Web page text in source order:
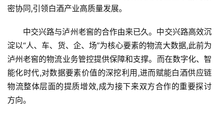
密协同,引领白酒产业高质量发展。
中交兴路与泸州老窖的合作由来已久。中交兴路高效沉
淀以“人、车、货、企、场”为核心要素的物流大数据,此前为
泸州老窖的物流业务管控提供保障和支撑。而在数字化、智
能化时代,对数据要素价值的深挖利用,进而赋能白酒供应链
物流整体层面的提质增效,成为接下来双方合作的重要探讨
方向。